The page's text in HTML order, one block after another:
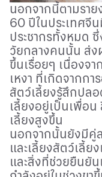
นอกจากนี้ตามรา
60 ปีในประเทศจี
ประชากรทั้งหมด
วัยกลางคนนั้น ส่ง
ขึ้นเรื่อยๆ เนื่องจ
เหงา ที่เกิดจากก
สัตว์เลี้ยงรู้สึกปล
เลี้ยงอยู่เป็นเพื่อน
เลี้ยงสูงขึ้น
นอกจากนั้นยังมีคู่
และเลี้ยงสัตว์เลี้ย
และสิ่งที่ช่วยยืนยัน